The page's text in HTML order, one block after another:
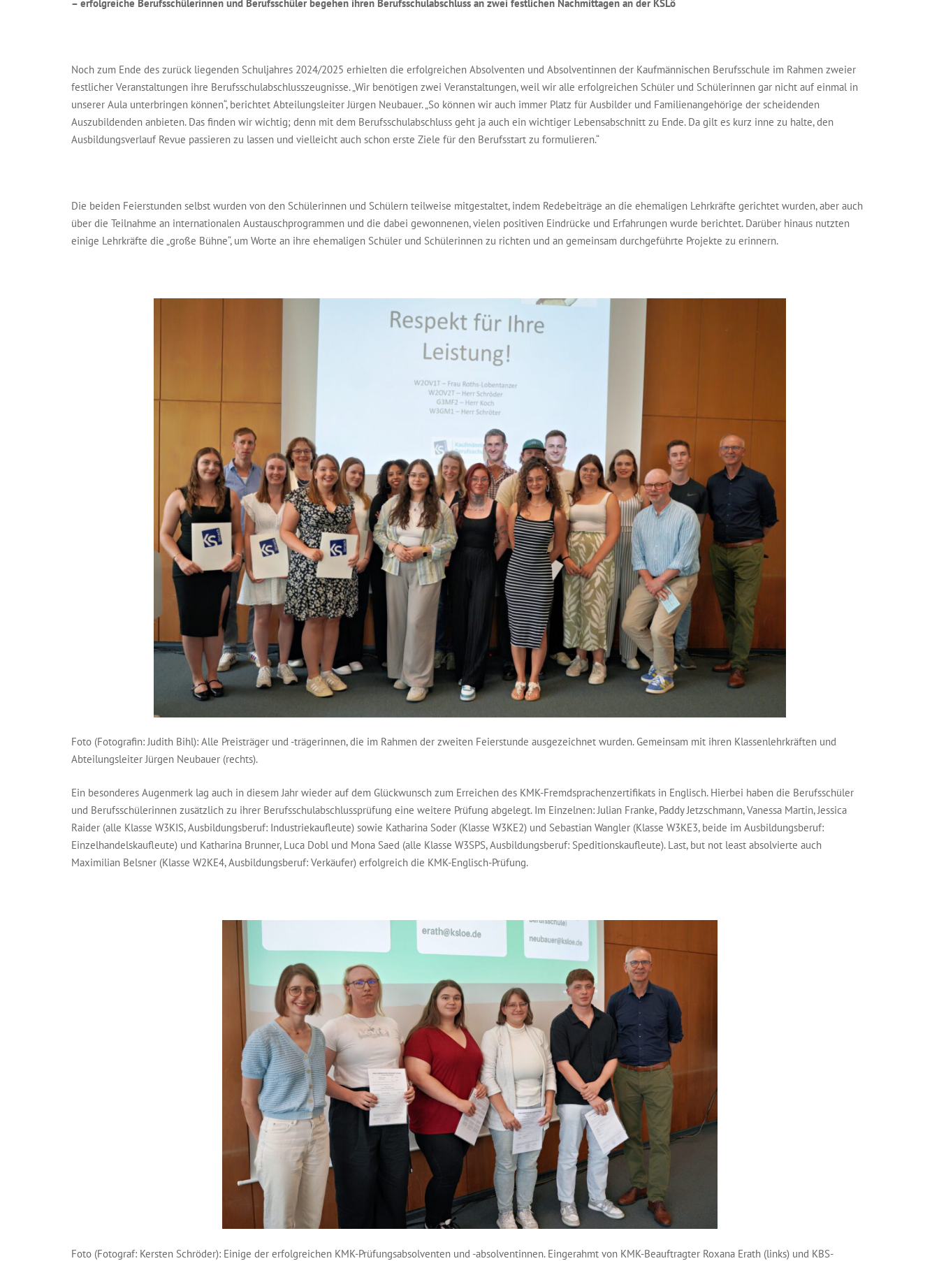
– erfolgreiche Berufsschülerinnen und Berufsschüler begehen ihren Berufsschulabschluss an zwei festlichen Nachmittagen an der KSLö
Noch zum Ende des zurück liegenden Schuljahres 2024/2025 erhielten die erfolgreichen Absolventen und Absolventinnen der Kaufmännischen Berufsschule im Rahmen zweier
festlicher Veranstaltungen ihre Berufsschulabschlusszeugnisse. „Wir benötigen zwei Veranstaltungen, weil wir alle erfolgreichen Schüler und Schülerinnen gar nicht auf einmal in
unserer Aula unterbringen können“, berichtet Abteilungsleiter Jürgen Neubauer. „So können wir auch immer Platz für Ausbilder und Familienangehörige der scheidenden
Auszubildenden anbieten. Das finden wir wichtig; denn mit dem Berufsschulabschluss geht ja auch ein wichtiger Lebensabschnitt zu Ende. Da gilt es kurz inne zu halte, den
Ausbildungsverlauf Revue passieren zu lassen und vielleicht auch schon erste Ziele für den Berufsstart zu formulieren.“
Die beiden Feierstunden selbst wurden von den Schülerinnen und Schülern teilweise mitgestaltet, indem Redebeiträge an die ehemaligen Lehrkräfte gerichtet wurden, aber auch
über die Teilnahme an internationalen Austauschprogrammen und die dabei gewonnenen, vielen positiven Eindrücke und Erfahrungen wurde berichtet. Darüber hinaus nutzten
einige Lehrkräfte die „große Bühne“, um Worte an ihre ehemaligen Schüler und Schülerinnen zu richten und an gemeinsam durchgeführte Projekte zu erinnern.
Foto (Fotografin: Judith Bihl): Alle Preisträger und -trägerinnen, die im Rahmen der zweiten Feierstunde ausgezeichnet wurden. Gemeinsam mit ihren Klassenlehrkräften und
Abteilungsleiter Jürgen Neubauer (rechts).
Ein besonderes Augenmerk lag auch in diesem Jahr wieder auf dem Glückwunsch zum Erreichen des KMK-Fremdsprachenzertifikats in Englisch. Hierbei haben die Berufsschüler
und Berufsschülerinnen zusätzlich zu ihrer Berufsschulabschlussprüfung eine weitere Prüfung abgelegt. Im Einzelnen: Julian Franke, Paddy Jetzschmann, Vanessa Martin, Jessica
Raider (alle Klasse W3KIS, Ausbildungsberuf: Industriekaufleute) sowie Katharina Soder (Klasse W3KE2) und Sebastian Wangler (Klasse W3KE3, beide im Ausbildungsberuf:
Einzelhandelskaufleute) und Katharina Brunner, Luca Dobl und Mona Saed (alle Klasse W3SPS, Ausbildungsberuf: Speditionskaufleute). Last, but not least absolvierte auch
Maximilian Belsner (Klasse W2KE4, Ausbildungsberuf: Verkäufer) erfolgreich die KMK-Englisch-Prüfung.
Foto (Fotograf: Kersten Schröder): Einige der erfolgreichen KMK-Prüfungsabsolventen und -absolventinnen. Eingerahmt von KMK-Beauftragter Roxana Erath (links) und KBS-